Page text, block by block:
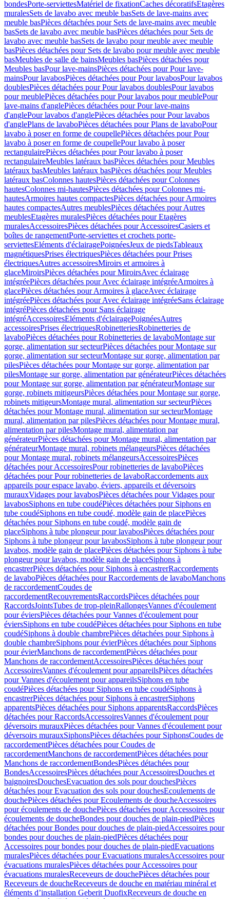
bondesPorte-serviettesMatériel de fixationCaches décoratifsEtagères
muralesSets de lavabo avec meuble basSets de lave-mains avec
meuble basPièces détachées pour Sets de lave-mains avec meuble
basSets de lavabo avec meuble basPièces détachées pour Sets de
lavabo avec meuble basSets de lavabo pour meuble avec meuble
basPièces détachées pour Sets de lavabo pour meuble avec meuble
basMeubles de salle de bainsMeubles basPièces détachées pour
Meubles basPour lave-mainsPièces détachées pour Pour lave-
mainsPour lavabosPièces détachées pour Pour lavabosPour lavabos
doublesPièces détachées pour Pour lavabos doublesPour lavabos
pour meublePièces détachées pour Pour lavabos pour meublePour
lave-mains d'anglePièces détachées pour Pour lave-mains
d'anglePour lavabos d'anglePièces détachées pour Pour lavabos
d'anglePlans de lavaboPièces détachées pour Plans de lavaboPour
lavabo à poser en forme de coupellePièces détachées pour Pour
lavabo à poser en forme de coupellePour lavabo à poser
rectangulairePièces détachées pour Pour lavabo à poser
rectangulaireMeubles latéraux basPièces détachées pour Meubles
latéraux basMeubles latéraux basPièces détachées pour Meubles
latéraux basColonnes hautesPièces détachées pour Colonnes
hautesColonnes mi-hautesPièces détachées pour Colonnes mi-
hautesArmoires hautes compactesPièces détachées pour Armoires
hautes compactesAutres meublesPièces détachées pour Autres
meublesEtagères muralesPièces détachées pour Etagères
muralesAccessoiresPièces détachées pour AccessoiresCasiers et
boîtes de rangementPorte-serviettes et crochets porte-
serviettesEléments d'éclairagePoignéesJeux de piedsTableaux
magnétiquesPrises électriquesPièces détachées pour Prises
électriquesAutres accessoiresMiroirs et armoires à
glaceMiroirsPièces détachées pour MiroirsAvec éclairage
intégréePièces détachées pour Avec éclairage intégréeArmoires à
glacePièces détachées pour Armoires à glaceAvec éclairage
intégréePièces détachées pour Avec éclairage intégréeSans éclairage
intégréPièces détachées pour Sans éclairage
intégréAccessoiresEléments d'éclairagePoignéesAutres
accessoiresPrises électriquesRobinetteriesRobinetteries de
lavaboPièces détachées pour Robinetteries de lavaboMontage sur
gorge, alimentation sur secteurPièces détachées pour Montage sur
gorge, alimentation sur secteurMontage sur gorge, alimentation par
pilesPièces détachées pour Montage sur gorge, alimentation par
pilesMontage sur gorge, alimentation par générateurPièces détachées
pour Montage sur gorge, alimentation par générateurMontage sur
gorge, robinets mitigeursPièces détachées pour Montage sur gorge,
robinets mitigeursMontage mural, alimentation sur secteurPièces
détachées pour Montage mural, alimentation sur secteurMontage
mural, alimentation par pilesPièces détachées pour Montage mural,
alimentation par pilesMontage mural, alimentation par
générateurPièces détachées pour Montage mural, alimentation par
générateurMontage mural, robinets mélangeursPièces détachées
pour Montage mural, robinets mélangeursAccessoiresPièces
détachées pour AccessoiresPour robinetteries de lavaboPièces
détachées pour Pour robinetteries de lavaboRaccordements aux
appareils pour espace lavabo, éviers, appareils et déversoirs
murauxVidages pour lavabosPièces détachées pour Vidages pour
lavabosSiphons en tube coudéPièces détachées pour Siphons en
tube coudéSiphons en tube coudé, modèle gain de placePièces
détachées pour Siphons en tube coudé, modèle gain de
placeSiphons à tube plongeur pour lavabosPièces détachées pour
Siphons à tube plongeur pour lavabosSiphons à tube plongeur pour
lavabos, modèle gain de placePièces détachées pour Siphons à tube
plongeur pour lavabos, modèle gain de placeSiphons à
encastrerPièces détachées pour Siphons à encastrerRaccordements
de lavaboPièces détachées pour Raccordements de lavaboManchons
de raccordementCoudes de
raccordementRecouvrementsRaccordsPièces détachées pour
RaccordsJointsTubes de trop-pleinRallongesVannes d'écoulement
pour éviersPièces détachées pour Vannes d'écoulement pour
éviersSiphons en tube coudéPièces détachées pour Siphons en tube
coudéSiphons à double chambrePièces détachées pour Siphons à
double chambreSiphons pour évierPièces détachées pour Siphons
pour évierManchons de raccordementPièces détachées pour
Manchons de raccordementAccessoiresPièces détachées pour
AccessoiresVannes d'écoulement pour appareilsPièces détachées
pour Vannes d'écoulement pour appareilsSiphons en tube
coudéPièces détachées pour Siphons en tube coudéSiphons à
encastrerPièces détachées pour Siphons à encastrerSiphons
apparentsPièces détachées pour Siphons apparentsRaccordsPièces
détachées pour RaccordsAccessoiresVannes d'écoulement pour
déversoirs murauxPièces détachées pour Vannes d'écoulement pour
déversoirs murauxSiphonsPièces détachées pour SiphonsCoudes de
raccordementPièces détachées pour Coudes de
raccordementManchons de raccordementPièces détachées pour
Manchons de raccordementBondesPièces détachées pour
BondesAccessoiresPièces détachées pour AccessoiresDouches et
baignoiresDouchesEvacuation des sols pour douchesPièces
détachées pour Evacuation des sols pour douchesEcoulements de
douchePièces détachées pour Ecoulements de doucheAccessoires
pour écoulements de douchePièces détachées pour Accessoires pour
écoulements de doucheBondes pour douches de plain-piedPièces
détachées pour Bondes pour douches de plain-piedAccessoires pour
bondes pour douches de plain-piedPièces détachées pour
Accessoires pour bondes pour douches de plain-piedEvacuations
muralesPièces détachées pour Evacuations muralesAccessoires pour
évacuations muralesPièces détachées pour Accessoires pour
évacuations muralesReceveurs de douchePièces détachées pour
Receveurs de doucheReceveurs de douche en matériau minéral et
éléments d’installation Geberit DuofixReceveurs de douche en